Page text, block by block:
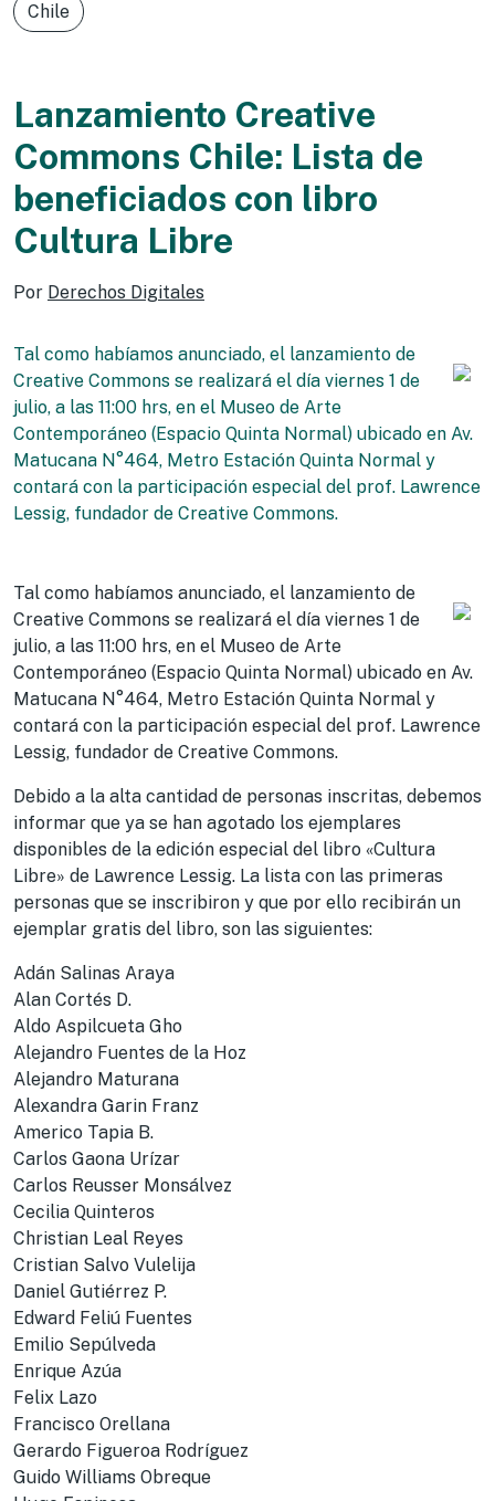
Chile
Lanzamiento Creative
Commons Chile: Lista de
beneficiados con libro
Cultura Libre
Por Derechos Digitales
Tal como habíamos anunciado, el lanzamiento de
Creative Commons se realizará el día viernes 1 de
julio, a las 11:00 hrs, en el Museo de Arte
Contemporáneo (Espacio Quinta Normal) ubicado en Av.
Matucana N°464, Metro Estación Quinta Normal y
contará con la participación especial del prof. Lawrence
Lessig, fundador de Creative Commons.
Tal como habíamos anunciado, el lanzamiento de
Creative Commons se realizará el día viernes 1 de
julio, a las 11:00 hrs, en el Museo de Arte
Contemporáneo (Espacio Quinta Normal) ubicado en Av.
Matucana N°464, Metro Estación Quinta Normal y
contará con la participación especial del prof. Lawrence
Lessig, fundador de Creative Commons.
Debido a la alta cantidad de personas inscritas, debemos
informar que ya se han agotado los ejemplares
disponibles de la edición especial del libro «Cultura
Libre» de Lawrence Lessig. La lista con las primeras
personas que se inscribiron y que por ello recibirán un
ejemplar gratis del libro, son las siguientes:
Adán Salinas Araya
Alan Cortés D.
Aldo Aspilcueta Gho
Alejandro Fuentes de la Hoz
Alejandro Maturana
Alexandra Garin Franz
Americo Tapia B.
Carlos Gaona Urízar
Carlos Reusser Monsálvez
Cecilia Quinteros
Christian Leal Reyes
Cristian Salvo Vulelija
Daniel Gutiérrez P.
Edward Feliú Fuentes
Emilio Sepúlveda
Enrique Azúa
Felix Lazo
Francisco Orellana
Gerardo Figueroa Rodríguez
Guido Williams Obreque